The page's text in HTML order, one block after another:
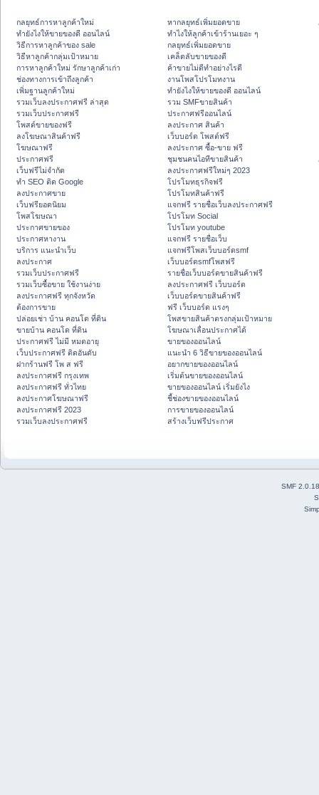
กลยุทธ์การหาลูกค้าใหม่
ทํายังไงให้ขายของดี ออนไลน์
วิธีการหาลูกค้าของ sale
วิธีหาลูกค้ากลุ่มเป้าหมาย
การหาลูกค้าใหม่ รักษาลูกค้าเก่า
ช่องทางการเข้าถึงลูกค้า
เพิ่มฐานลูกค้าใหม่
รวมเว็บลงประกาศฟรี ล่าสุด
รวมเว็บประกาศฟรี
โพสต์ขายของฟรี
ลงโฆษณาสินค้าฟรี
โฆษณาฟรี
ประกาศฟรี
เว็บฟรีไม่จำกัด
ทำ SEO ติด Google
ลงประกาศขาย
เว็บฟรียอดนิยม
โพสโฆษณา
ประกาศขายของ
ประกาศหางาน
บริการ แนะนำเว็บ
ลงประกาศ
รวมเว็บประกาศฟรี
รวมเว็บซื้อขาย ใช้งานง่าย
ลงประกาศฟรี ทุกจังหวัด
ต้องการขาย
ปล่อยเช่า บ้าน คอนโด ที่ดิน
ขายบ้าน คอนโด ที่ดิน
ประกาศฟรี ไม่มี หมดอายุ
เว็บประกาศฟรี ติดอันดับ
ฝากร้านฟรี โพ ส ฟรี
ลงประกาศฟรี กรุงเทพ
ลงประกาศฟรี ทั่วไทย
ลงประกาศโฆษณาฟรี
ลงประกาศฟรี 2023
รวมเว็บลงประกาศฟรี
หากลยุทธ์เพิ่มยอดขาย
ทําไงให้ลูกค้าเข้าร้านเยอะ ๆ
กลยุทธ์เพิ่มยอดขาย
เคล็ดลับขายของดี
ค้าขายไม่ดีทำอย่างไรดี
งานโพสโปรโมทงาน
ทํายังไงให้ขายของดี ออนไลน์
รวม SMFขายสินค้า
ประกาศฟรีออนไลน์
ลงประกาศ สินค้า
เว็บบอร์ด โพสต์ฟรี
ลงประกาศ ซื้อ-ขาย ฟรี
ชุมชนคนไอทีขายสินค้า
ลงประกาศฟรีใหม่ๆ 2023
โปรโมทธุรกิจฟรี
โปรโมทสินค้าฟรี
แจกฟรี รายชื่อเว็บลงประกาศฟรี
โปรโมท Social
โปรโมท youtube
แจกฟรี รายชื่อเว็บ
แจกฟรีโพสเว็บบอร์ดsmf
เว็บบอร์ดsmfโพสฟรี
รายชื่อเว็บบอร์ดขายสินค้าฟรี
ลงประกาศฟรี เว็บบอร์ด
เว็บบอร์ดขายสินค้าฟรี
ฟรี เว็บบอร์ด แรงๆ
โพสขายสินค้าตรงกลุ่มเป้าหมาย
โฆษณาเลื่อนประกาศได้
ขายของออนไลน์
แนะนำ 6 วิธีขายของออนไลน์
อยากขายของออนไลน์
เริ่มต้นขายของออนไลน์
ขายของออนไลน์ เริ่มยังไง
ชี้ช่องขายของออนไลน์
การขายของออนไลน์
สร้างเว็บฟรีประกาศ
SMF 2.0.18